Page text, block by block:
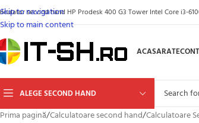
Skip to navigation
Skip to main content
second hand HP Prodesk 400 G3 Tower Intel Core i3-
ACASARATE
ALEGE SECOND HAND
Prima pagină/Calculatoare second hand/Calculatoare